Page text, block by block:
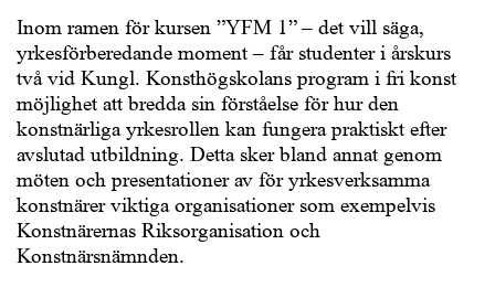
Inom ramen för kursen ”YFM 1” – det vill säga,
yrkesförberedande moment – får studenter i årskurs
två vid Kungl. Konsthögskolans program i fri konst
möjlighet att bredda sin förståelse för hur den
konstnärliga yrkesrollen kan fungera praktiskt efter
avslutad utbildning. Detta sker bland annat genom
möten och presentationer av för yrkesverksamma
konstnärer viktiga organisationer som exempelvis
Konstnärernas Riksorganisation och
Konstnärsnämnden.